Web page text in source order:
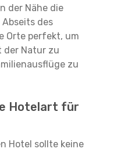
der Nähe die
des
Orte perfekt, um
der Natur zu
zu
Hotelart für
Hotel sollte keine